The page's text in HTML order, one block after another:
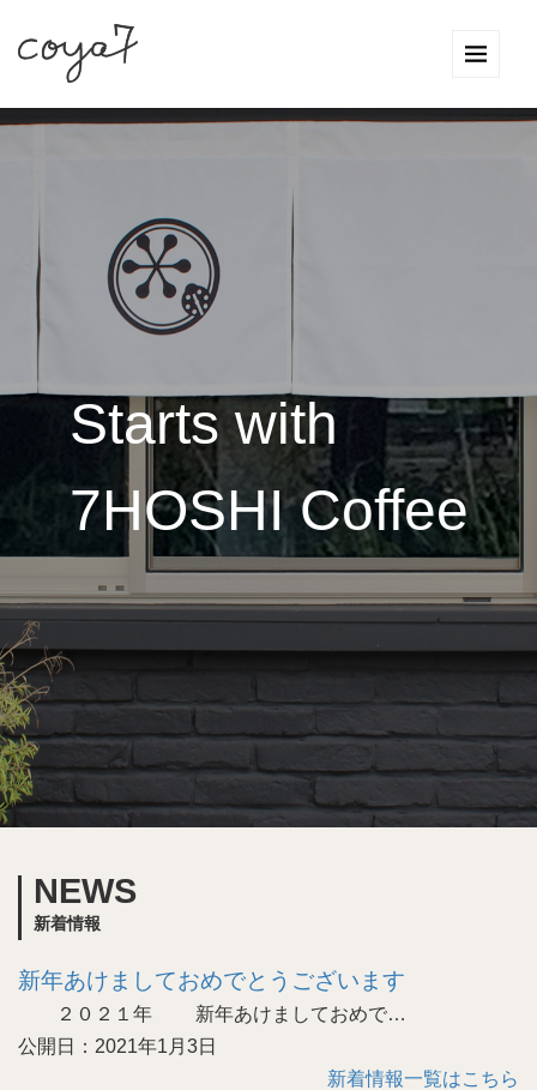
Starts with
7HOSHI Coffee
NEWS
新着情報
新年あけましておめでとうございます
２０２１年 新年あけましておめで…
公開日：2021年1月3日
新着情報一覧はこちら